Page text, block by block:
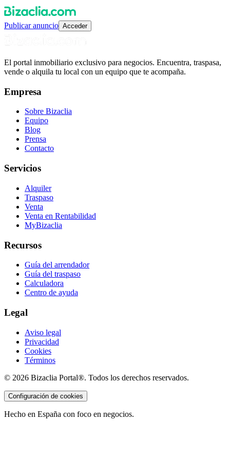
Publicar anuncio Acceder
El portal inmobiliario exclusivo para negocios. Encuentra, traspasa,
vende o alquila tu local con un equipo que te acompaña.
Empresa
Sobre Bizaclia
Equipo
Blog
Prensa
Contacto
Servicios
Alquiler
Traspaso
Venta
Venta en Rentabilidad
MyBizaclia
Recursos
Guía del arrendador
Guía del traspaso
Calculadora
Centro de ayuda
Legal
Aviso legal
Privacidad
Cookies
Términos
© 2026 Bizaclia Portal®. Todos los derechos reservados.
Configuración de cookies
Hecho en España con foco en negocios.